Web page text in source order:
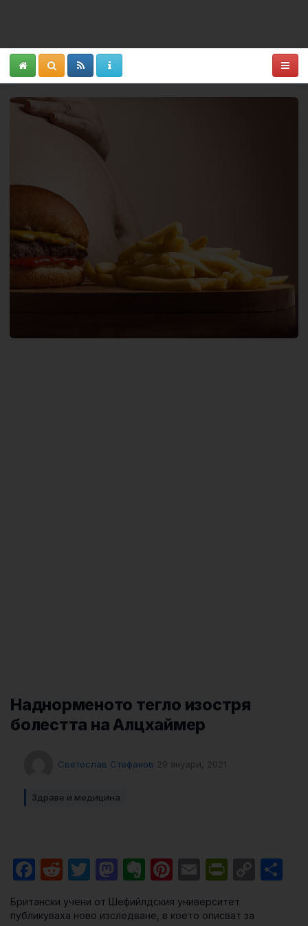
Наднорменото тегло изостря
болестта на Алцхаймер
Светослав Стефанов 29 януари, 2021
Здраве и медицина
Facebook
RedditTwitter
Mastodon
Evernote
Pinterest
Email
Британски учени от Шефийлдския университет
публикуваха ново изследване, в което описват за